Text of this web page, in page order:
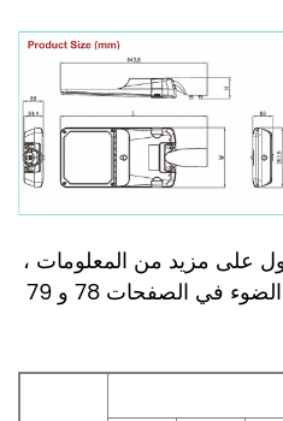
على مزيد من المعلومات ،
انظر موجز منحنيات الضوء في الصفحات 78 و 79